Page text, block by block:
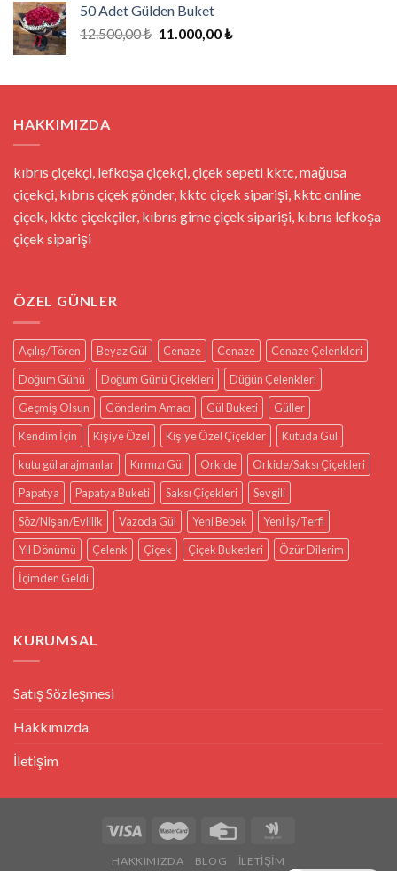
50 Adet Gülden Buket
12.500,00₺ Orijinal
11.000,00₺Şu
11.000,00 ₺.
HAKKIMIZDA
kıbrıs çiçekçi, lefkoşa çiçekçi, çiçek sepeti kktc, mağusa
çiçekçi, kıbrıs çiçek gönder, kktc çiçek siparişi, kktc online
çiçek, kktc çiçekçiler, kıbrıs girne çiçek siparişi, kıbrıs lefkoşa
çiçek siparişi
ÖZEL GÜNLER
Açılış/Tören Beyaz Gül Cenaze Cenaze
Cenaze Çelenkleri
Doğum Günü
Doğum Günü Çiçekleri
Düğün Çelenkleri
Geçmiş Olsun
Gönderim Amacı Gül Buketi
Güller
Kendim İçin
Kişiye Özel Kişiye Özel Çiçekler
Kutuda Gül
kutu gül arajmanlar
Kırmızı Gül Orkide
Orkide/Saksı Çiçekleri
Papatya
Papatya Buketi Saksı Çiçekleri
Sevgili
Söz/Nişan/Evlilik
Vazoda Gül Yeni Bebek
Yeni İş/Terfi
Yıl Dönümü
Çelenk Çiçek Çiçek Buketleri
Özür Dilerim
İçimden Geldi
KURUMSAL
Satış Sözleşmesi
Hakkımızda
İletişim
HAKKIMIZDA BLOG İLETIŞIM